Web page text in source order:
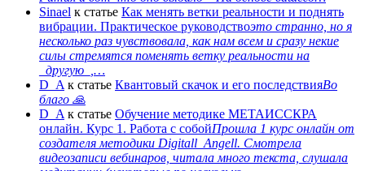
Sinael к статье Как менять ветки реальности и поднять
вибрации. Практическое руководствоэто странно, но я
несколько раз чувствовала, как нам всем и сразу некие
силы стремятся поменять ветку реальности на
_другую_,…
D_A к статье Квантовый скачок и его последствияВо
благо 🙏
D_A к статье Обучение методике МЕТАИССКРА
онлайн. Курс 1. Работа с собойПрошла 1 курс онлайн от
создателя методики Digitall_Angell. Смотрела
видеозаписи вебинаров, читала много текста, слушала